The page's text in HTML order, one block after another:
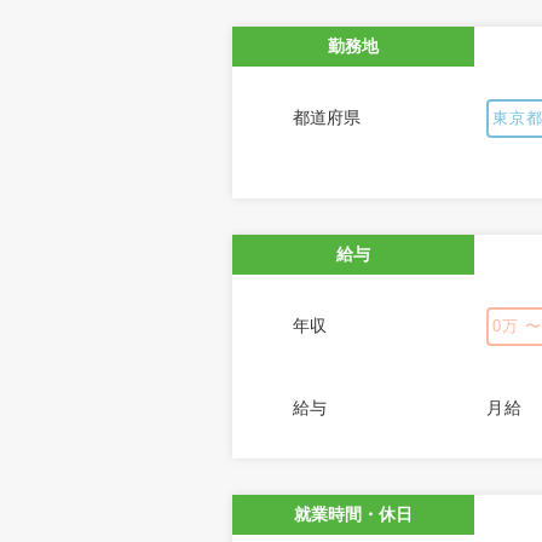
勤務地
都道府県 東京都
給与
年収 0万
給与 月給
就業時間・休日